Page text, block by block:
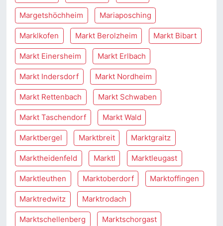
Margetshöchheim Mariaposching
Marklkofen Markt Berolzheim Markt Bibart
Markt Einersheim Markt Erlbach
Markt Indersdorf Markt Nordheim
Markt Rettenbach Markt Schwaben
Markt Taschendorf Markt Wald
Marktbergel Marktbreit Marktgraitz
Marktheidenfeld Marktl Marktleugast
Marktleuthen Marktoberdorf Marktoffingen
Marktredwitz Marktrodach
Marktschellenberg Marktschorgast